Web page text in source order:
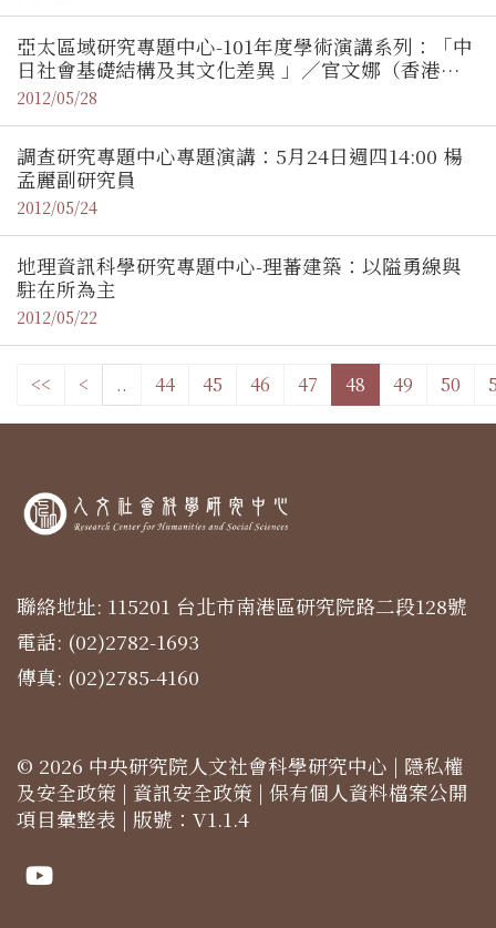
亞太區域研究專題中心-101年度學術演講系列：「中
日社會基礎結構及其文化差異 」／官文娜（香港大
學香港人文社會研究所助理教授）
2012/05/28
調查研究專題中心專題演講：5月24日週四14:00 楊
孟麗副研究員
2012/05/24
地理資訊科學研究專題中心-理蕃建築：以隘勇線與
駐在所為主
2012/05/22
<< < .. 44 45 46 47 48 49 50
聯絡地址: 115201 台北市南港區研究院路二段128號
電話: (02)2782-1693
傳真: (02)2785-4160
© 2026 中央研究院人文社會科學研究中心 | 隱私權
及安全政策 | 資訊安全政策 | 保有個人資料檔案公開
項目彙整表 | 版號：V1.1.4
Youtube